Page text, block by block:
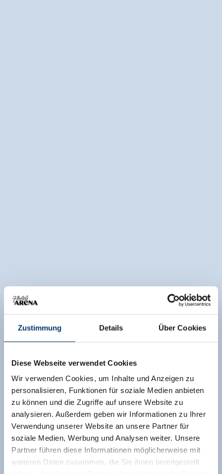
Zustimmung Details Über Cookies
Diese Webseite verwendet Cookies
Wir verwenden Cookies, um Inhalte und Anzeigen zu
personalisieren, Funktionen für soziale Medien anbieten
zu können und die Zugriffe auf unsere Website zu
analysieren. Außerdem geben wir Informationen zu Ihrer
Verwendung unserer Website an unsere Partner für
soziale Medien, Werbung und Analysen weiter. Unsere
Partner führen diese Informationen möglicherweise mit
weiteren Daten zusammen, die Sie ihnen bereitgestellt